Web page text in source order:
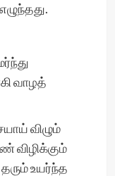
வாழத்
விழும்
விழிக்கும்
உயர்ந்த